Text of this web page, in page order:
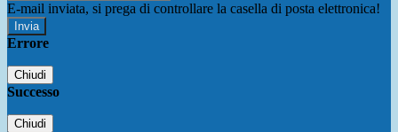
E-mail inviata, si prega di controllare la casella di posta elettronica!
Errore
Chiudi
Successo
Chiudi